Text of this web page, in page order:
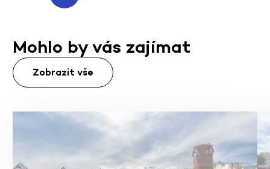
Mohlo by vás zajímat
Zobrazit vše